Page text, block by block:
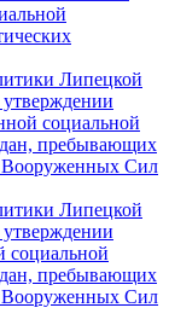
Липецкой
социальной
пребывающих
Вооруженных Сил
Липецкой
социальной
пребывающих
Вооруженных Сил